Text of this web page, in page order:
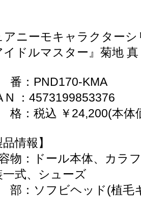
アニーモキャラクター
イドルマスター』菊地
番：PND170-KMA
N ：4573199853376
格：税込 ￥24,200(本体
品情報】
物：ドール本体、カラ
一式、シューズ
部：ソフビヘッド(植毛